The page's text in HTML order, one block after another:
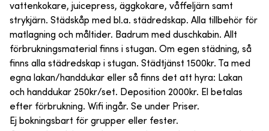
vattenkokare, juicepress, äggkokare, våffeljärn samt
strykjärn. Städskåp med bl.a. städredskap. Alla tillbehör för
matlagning och måltider. Badrum med duschkabin. Allt
förbrukningsmaterial finns i stugan. Om egen städning, så
finns alla städredskap i stugan. Städtjänst 1500kr. Ta med
egna lakan/handdukar eller så finns det att hyra: Lakan
och handdukar 250kr/set. Deposition 2000kr. El betalas
efter förbrukning. Wifi ingår. Se under Priser.
Ej bokningsbart för grupper eller fester.